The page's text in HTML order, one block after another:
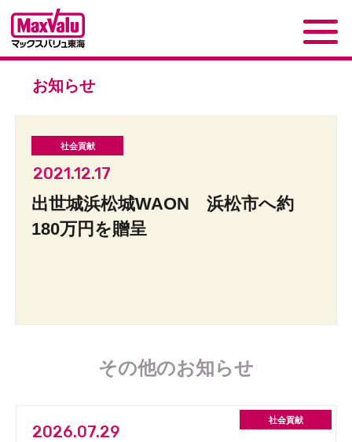
お知らせ
2021.12.17
出世城浜松城WAON 浜松市へ約
180万円を贈呈
その他のお知らせ
2026.07.29